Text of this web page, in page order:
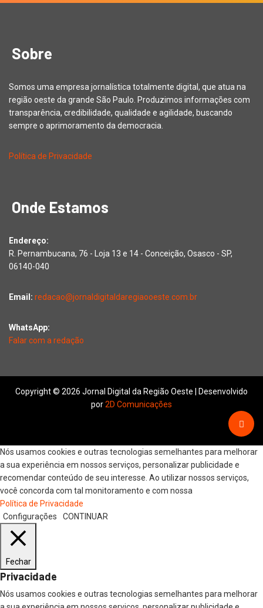
Sobre
Somos uma empresa jornalística totalmente digital, que atua na
região oeste da grande São Paulo. Produzimos informações com
transparência, credibilidade, qualidade e agilidade, buscando
sempre o aprimoramento da democracia.
Política de Privacidade
Onde Estamos
Endereço:
R. Pernambucana, 76 - Loja 13 e 14 - Conceição, Osasco - SP,
06140-040
Email: redacao@jornaldigitaldaregiaooeste.com.br
WhatsApp:
Falar com a redação
Copyright © 2026 Jornal Digital da Região Oeste | Desenvolvido
por2D Comunicações
Nós usamos cookies e outras tecnologias semelhantes para melhorar
a sua experiência em nossos serviços, personalizar publicidade e
recomendar conteúdo de seu interesse. Ao utilizar nossos serviços,
você concorda com tal monitoramento e com nossa
Política de Privacidade
Configurações
CONTINUAR
Fechar
Privacidade
Nós usamos cookies e outras tecnologias semelhantes para melhorar